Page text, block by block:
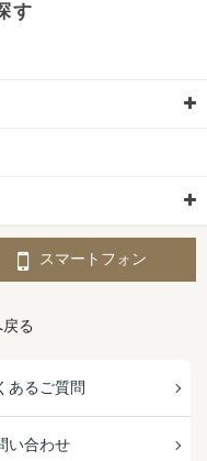
す
スマートフォン
る
あるご質問
い合わせ